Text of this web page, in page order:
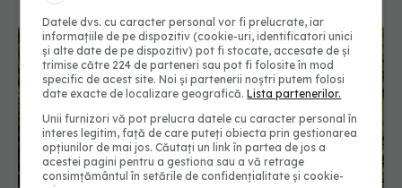
Datele dvs. cu caracter personal vor fi prelucrate, iar
informațiile de pe dispozitiv (cookie-uri, identificatori unici
și alte date de pe dispozitiv) pot fi stocate, accesate de și
trimise către 224 de parteneri sau pot fi folosite în mod
specific de acest site. Noi și partenerii noștri putem folosi
date exacte de localizare geografică.Lista partenerilor.
Unii furnizori vă pot prelucra datele cu caracter personal în
interes legitim, față de care puteți obiecta prin gestionarea
opțiunilor de mai jos. Căutați un link în partea de jos a
acestei pagini pentru a gestiona sau a vă retrage
consimțământul în setările de confidențialitate și cookie-